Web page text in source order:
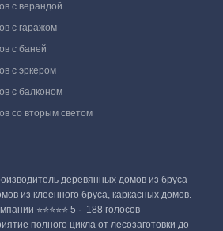
с верандой
с гаражом
с баней
с эркером
с балконом
со вторым светом
деревянных домов из бруса
из клеенного бруса, каркасных домов.
⭐⭐⭐⭐⭐ 5 · ‎ 188 голосов
полного цикла от лесозаготовки до